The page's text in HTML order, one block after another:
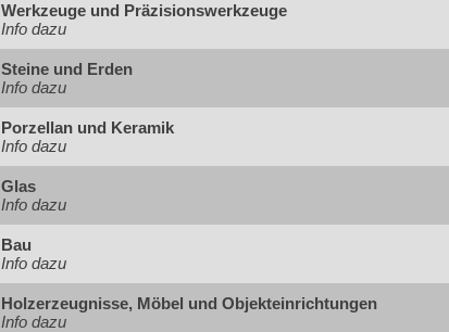
Werkzeuge und Präzisionswerkzeuge
Info dazu
Steine und Erden
Info dazu
Porzellan und Keramik
Info dazu
Glas
Info dazu
Bau
Info dazu
Holzerzeugnisse, Möbel und Objekteinrichtungen
Info dazu